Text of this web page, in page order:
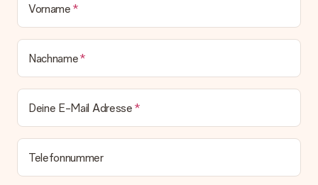
Derzeit können wir (noch) keine verschiedenen Lieferoptionen
oder Päckchen geliefert wird, kontaktiere bitte unseren
Kundenservice.
Zahlung
Wie kann ich meine Bestellung bezahlen?
Wir bieten die folgenden Zahlungsoptionen an: Vorauskasse
mit normaler Überweisung, Sofortüberweisung, Paypal,
Kreditkarte oder auf Rechnung über Klarna. Bei einer
manuellen Überweisung verlängert sich die Lieferzeit des
Geschenks jedoch um 3 Werktage.
Vorname
Nachname
Deine E-Mail Adresse
Telefonnummer